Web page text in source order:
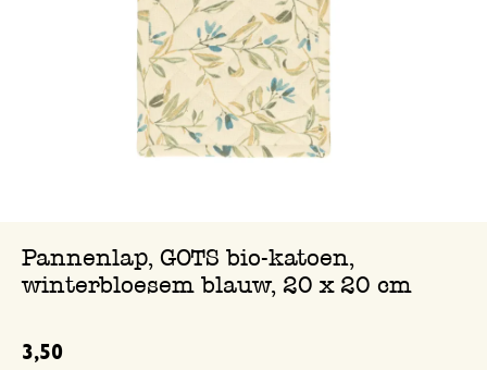
Pannenlap, GOTS bio-katoen,
winterbloesem blauw, 20 x 20 cm
3,50